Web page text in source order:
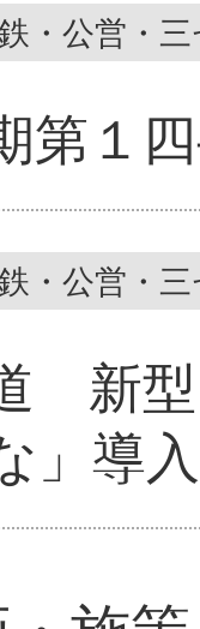
・公営・
第１
・公営・
新
」導入